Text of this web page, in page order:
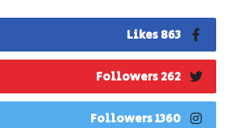
863 Likes
262 Followers
1360 Followers